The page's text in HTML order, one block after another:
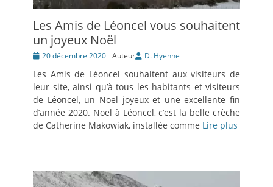
Les Amis de Léoncel vous souhaitent
un joyeux Noël
Posté20 décembre 2020 Auteur D. Hyenne
Les Amis de Léoncel souhaitent aux visiteurs de
leur site, ainsi qu’à tous les habitants et visiteurs
de Léoncel, un Noël joyeux et une excellente fin
d’année 2020. Noël à Léoncel, c’est la belle crèche
de Catherine Makowiak, installée comme Lire plus